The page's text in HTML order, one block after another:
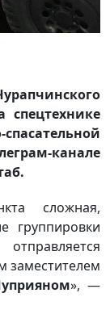
спецтехнике
канале
сложная,
группировки
заместителем
», —